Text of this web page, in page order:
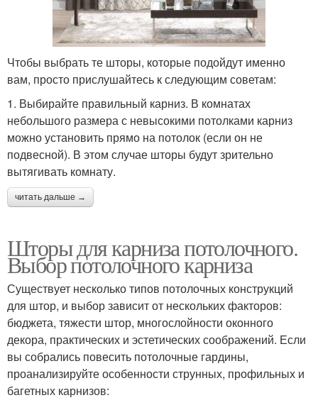
Чтобы выбрать те шторы, которые подойдут именно
вам, просто прислушайтесь к следующим советам:
1. Выбирайте правильный карниз. В комнатах
небольшого размера с невысокими потолками карниз
можно установить прямо на потолок (если он не
подвесной). В этом случае шторы будут зрительно
вытягивать комнату.
читать дальше →
Шторы для карниза потолочного.
Выбор потолочного карниза
Существует несколько типов потолочных конструкций
для штор, и выбор зависит от нескольких факторов:
бюджета, тяжести штор, многослойности оконного
декора, практических и эстетических соображений. Если
вы собрались повесить потолочные гардины,
проанализируйте особенности струнных, профильных и
багетных карнизов: